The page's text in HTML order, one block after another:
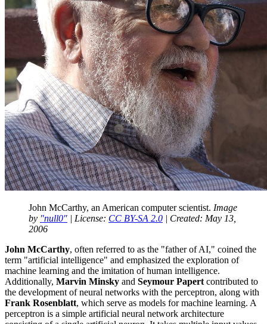
John McCarthy, an American computer scientist. Image
by "null0" | License: CC BY-SA 2.0 | Created: May 13,
2006
John McCarthy, often referred to as the "fatherofAI," coined the
term "artificial intelligence" and emphasized the exploration of
machine learning and the imitation ofhuman intelligence.
Additionally, Marvin Minsky and Seymour Papert contributed to
the development of neural networks with the perceptron, along with
Frank Rosenblatt, which serve as models for machine learning. A
perceptron is a simple artificial neural network architecture